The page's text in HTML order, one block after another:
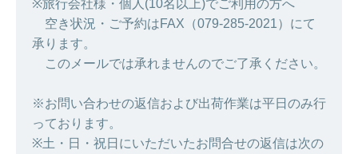
※旅行会社様・個人(10名以上)でご利用の方へ
空き状況・ご予約はFAX（079-285-2021）にて
承ります。
このメールでは承れませんのでご了承ください。
※お問い合わせの返信および出荷作業は平日のみ行
っております。
※土・日・祝日にいただいたお問合せの返信は次の